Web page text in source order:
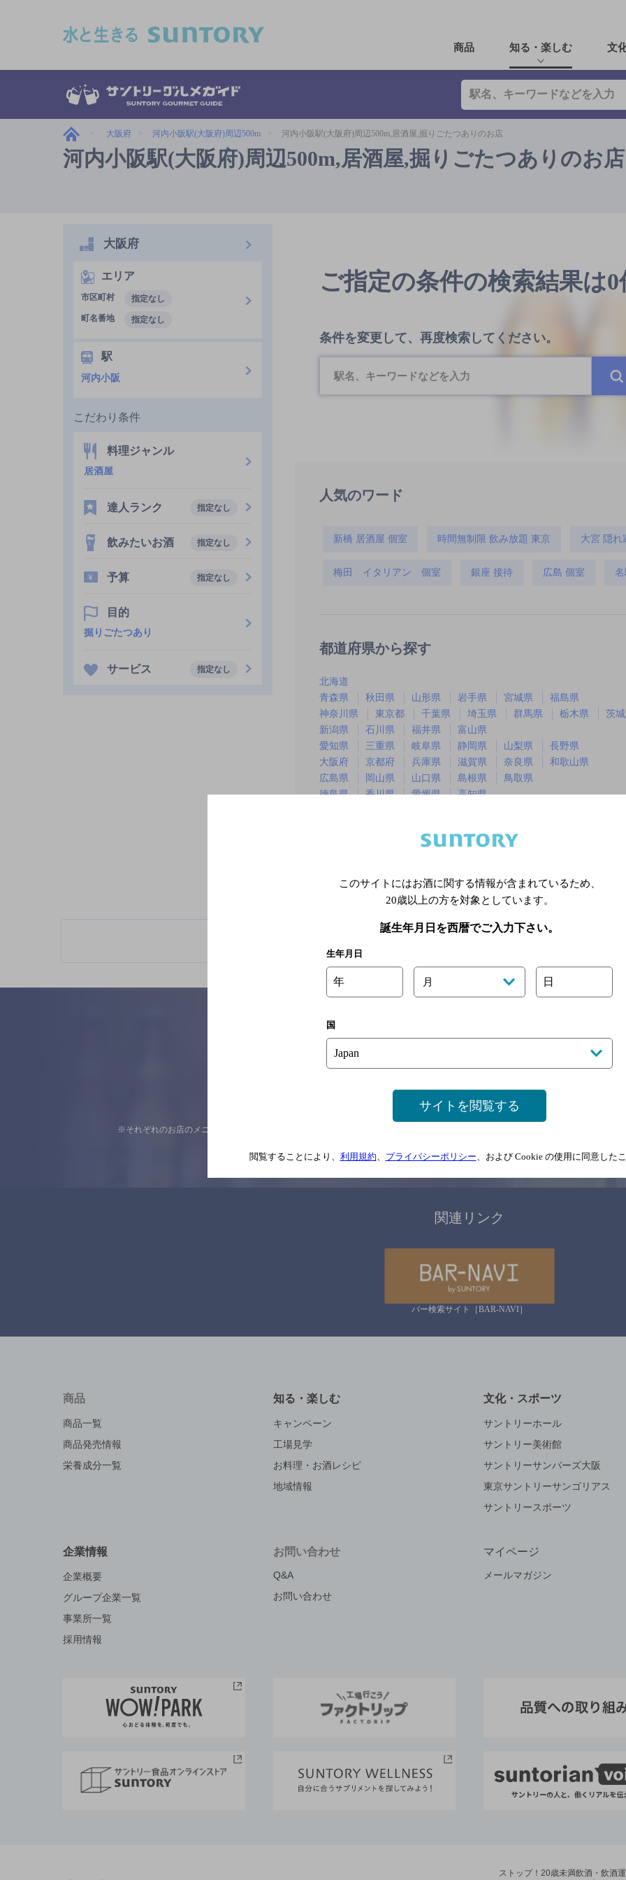
商品 知る・楽しむ 文
大阪府 河内小阪駅(大阪府)周辺500m 河内小阪駅(大阪府)周辺500m,居酒屋,掘りごたつありのお店
河内小阪駅(大阪府)周辺500m,居酒屋,掘りごたつありのお店
ご指定の条件の検索結果は0
条件を変更して、再度検索してください。
人気のワード
新橋 居酒屋 個室 時間無制限 飲み放題 東京 大宮 隠れ
梅田 イタリアン 個室 銀座 接待 広島 個室
都道府県から探す
北海道
青森県
秋田県 山形県 岩手県 宮城県
福島県
神奈川県
東京都 千葉県 埼玉県 群馬県 栃木県
茨
新潟県
石川県 福井県
富山県
愛知県
三重県 岐阜県 静岡県 山梨県
長野県
大阪府
京都府 兵庫県 滋賀県 奈良県
和歌山県
広島県
岡山県 山口県 島根県
鳥取県
徳島県
香川県 愛媛県
高知県
※店舗によりハイボール取り扱い銘
大阪府
エリア
市区町村
指定なし
町名番地
指定なし
駅
河内小阪
こだわり条件
料理ジャンル
居酒屋
達人ランク 指定なし
飲みたいお酒 指定なし
予算 指定なし
目的
掘りごたつあり
サービス 指定なし
サイトマップ ご意見・ご感想 利用規約
※それぞれのお店のメニューや営業時間などの掲載情報については、 念のためお店にご確
情報提供：ぐるなび
関連リンク
バー検索サイト［BAR-NAVI］
商品
商品一覧
商品発売情報
栄養成分一覧
知る・楽しむ
キャンペーン
工場見学
お料理・お酒レシピ
地域情報
文化・スポーツ
サントリーホール
サントリー美術館
サントリーサンバーズ大阪
東京サントリーサンゴリアス
サントリースポーツ
企業情報
企業概要
グループ企業一覧
事業所一覧
採用情報
お問い合わせ
Q&A
お問い合わせ
マイページ
メールマガジン
ストップ！20歳未満飲酒・飲酒運
このサイトにはお酒に関する情報が含まれているため、
20歳以上の方を対象としています。
誕生年月日を西暦でご入力下さい。
生年月日
年 月 日
国
サイトを閲覧する
閲覧することにより、 利用規約 プライバシーポリシー 、および Cookie の使用に同意した